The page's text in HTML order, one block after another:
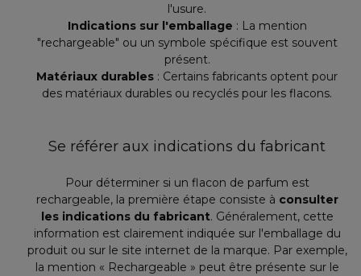
l'usure.
Indications sur l'emballage : La mention
"rechargeable" ou un symbole spécifique est souvent
présent.
Matériaux durables : Certains fabricants optent pour
des matériaux durables ou recyclés pour les flacons.
Se référer aux indications du fabricant
Pour déterminer si un flacon de parfum est
rechargeable, la première étape consiste à consulter
les indications du fabricant. Généralement, cette
information est clairement indiquée sur l'emballage du
produit ou sur le site internet de la marque. Par exemple,
la mention « Rechargeable » peut être présente sur le